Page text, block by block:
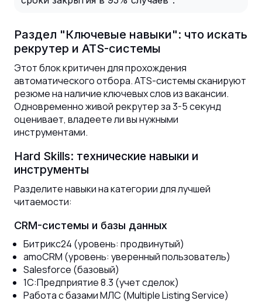
Раздел "Ключевые навыки": что искать
рекрутер и ATS-системы
Этот блок критичен для прохождения
автоматического отбора. ATS-системы сканируют
резюме на наличие ключевых слов из вакансии.
Одновременно живой рекрутер за 3-5 секунд
оценивает, владеете ли вы нужными
инструментами.
Hard Skills: технические навыки и
инструменты
Разделите навыки на категории для лучшей
читаемости:
CRM-системы и базы данных
Битрикс24 (уровень: продвинутый)
amoCRM (уровень: уверенный пользователь)
Salesforce (базовый)
1С:Предприятие 8.3 (учет сделок)
Работа с базами МЛС (Multiple Listing Service)